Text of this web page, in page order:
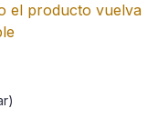
el producto vuelva